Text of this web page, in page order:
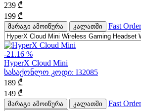
239 ₾
199 ₾
მარაგი ამოიწურა კალათში Fast Order
-21.16 %
HyperX Cloud Mini
სასაქონლო კოდი: I32085
189 ₾
149 ₾
მარაგი ამოიწურა კალათში Fast Order